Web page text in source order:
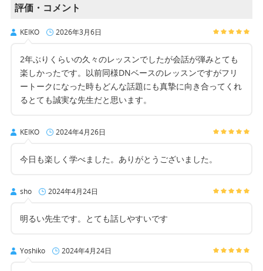
評価・コメント
KEIKO 2026年3月6日
2年ぶりくらいの久々のレッスンでしたが会話が弾みとても
楽しかったです。以前同様DNベースのレッスンですがフリ
ートークになった時もどんな話題にも真摯に向き合ってくれ
るとても誠実な先生だと思います。
KEIKO 2024年4月26日
今日も楽しく学べました。ありがとうございました。
sho 2024年4月24日
明るい先生です。とても話しやすいです
Yoshiko 2024年4月24日